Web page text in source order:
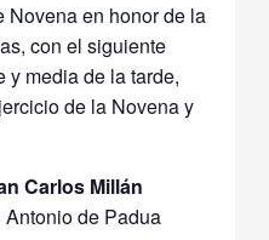
Novena en honor de la
con el siguiente
y media de la tarde,
de la Novena y
Carlos Millán
Antonio de Padua